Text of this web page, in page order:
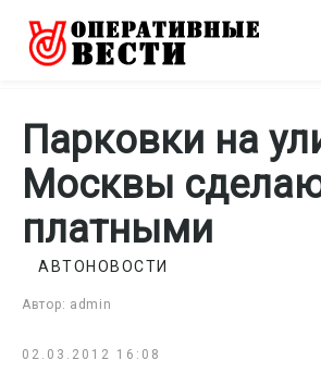
Парковки на
Москвы
платными
Автор: admin
АВТОНОВОСТИ
02.03.2012 16:08